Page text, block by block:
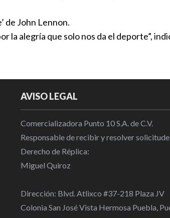
Nueva Zelanda revisará las
atletas trans
Internacional
Española
Internacional | 23:00
Kipyegon Bett muere de 26
depresión y alcoholismo
Internacional
París 2024 reemplazará las
bronce que se hayan
de John Lennon.
la alegría que solo nos da el deporte”,
AVISO LEGAL
Comercializadora Punto 10 S.A. de C.V.
Responsable de recibir y resolver
Derecho de Réplica:
Miguel Quiroz
Dirección: Blvd. Atlixco #37-218 Plaza JV
Colonia San José Vista Hermosa Puebla,